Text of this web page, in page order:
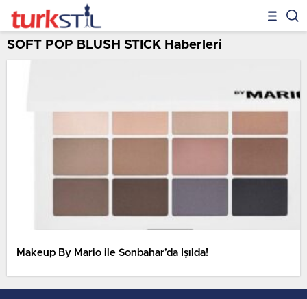
SOFT POP BLUSH STICK Haberleri
Makeup By Mario ile Sonbahar’da Işılda!